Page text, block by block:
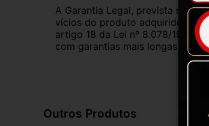
A Garantia Legal, prevista no
vícios do produto adquirido.Na
artigo 18 da Lei nº 8.078/1990,
com garantias mais longas.
Outros Produtos